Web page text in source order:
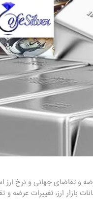
و تقاضای جهانی و نرخ
بازار ارز، تغییرات عرضه